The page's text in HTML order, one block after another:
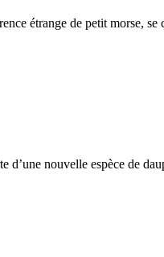
étrange de petit morse,
d’une nouvelle espèce de